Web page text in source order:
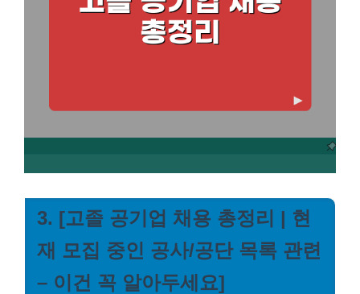
3. [고졸 공기업 채용 총정리 | 현
재 모집 중인 공사/공단 목록 관련
– 이건 꼭 알아두세요]